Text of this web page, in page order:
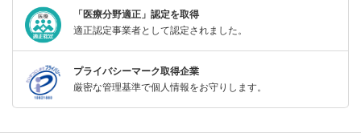
「医療分野適正」認定を取得
適正認定事業者として認定されました。
プライバシーマーク取得企業
厳密な管理基準で個人情報をお守りします。